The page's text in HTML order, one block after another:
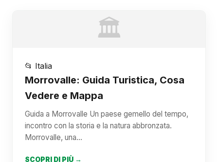
🏛️
📂 Italia
Morrovalle: Guida Turistica, Cosa
Vedere e Mappa
Guida a Morrovalle Un paese gemello del tempo,
incontro con la storia e la natura abbronzata.
Morrovalle, una…
SCOPRI DI PIÙ →